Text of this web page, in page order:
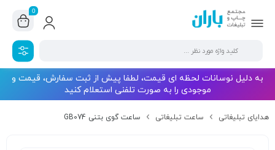
0
به دلیل نوسانات لحظه ای قیمت، لطفا پیش از ثبت سفارش، قیمت و
موجودی را به صورت تلفنی استعلام کنید
هدایای تبلیغاتی ساعت تبلیغاتی ساعت گوی بتنی GB074